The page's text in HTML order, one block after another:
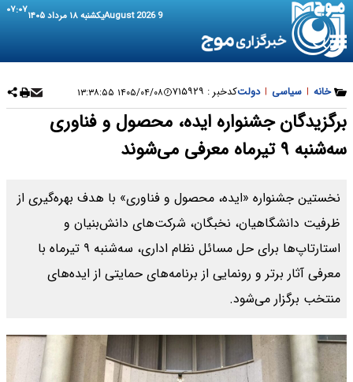
9 August 2026 یکشنبه ۱۸ مرداد ۱۴۰۵ ۰۷:۰۷
خانه | سیاسی | دولتکدخبر : ۷۱۵۹۲۹ ۱۴۰۵/۰۴/۰۸ ۱۳:۳۸:۵۵
برگزیدگان جشنواره ایده، محصول و فناوری
سه‌شنبه ۹ تیرماه معرفی می‌شوند
نخستین جشنواره «ایده، محصول و فناوری» با هدف بهره‌گیری از
ظرفیت دانشگاهیان، نخبگان، شرکت‌های دانش‌بنیان و
استارتاپ‌ها برای حل مسائل نظام اداری، سه‌شنبه ۹ تیرماه با
معرفی آثار برتر و رونمایی از برنامه‌های حمایتی از ایده‌های
منتخب برگزار می‌شود.